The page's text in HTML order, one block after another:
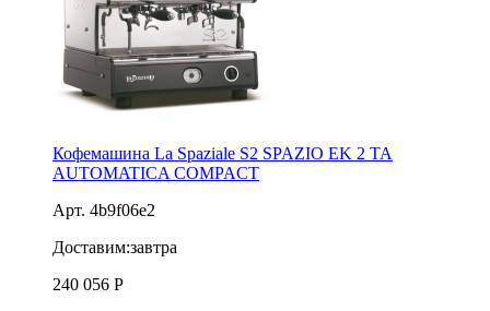
Кофемашина La Spaziale S2 SPAZIO ЕK 2 TA
AUTOMATICA COMPACT
Арт. 4b9f06e2
Доставим:завтра
240 056 Р